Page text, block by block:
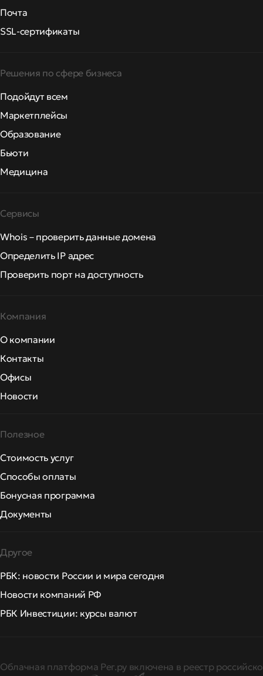
Почта
SSL-сертификаты
Решения по сфере бизнеса
Подойдут всем
Маркетплейсы
Образование
Бьюти
Медицина
Сервисы
Whois – проверить данные домена
Определить IP адрес
Проверить порт на доступность
Компания
О компании
Контакты
Офисы
Новости
Полезное
Стоимость услуг
Способы оплаты
Бонусная программа
Документы
Другое
РБК: новости России и мира сегодня
Новости компаний РФ
РБК Инвестиции: курсы валют
Облачная платформа Рег.ру включена в реестр